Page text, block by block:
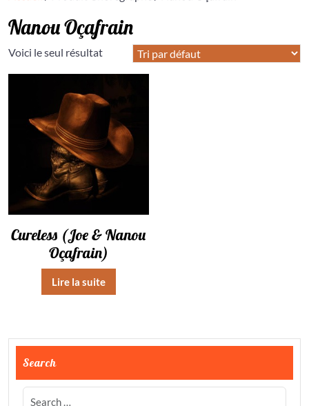
Nanou Oçafrain
Voici le seul résultat
Cureless (Joe & Nanou
Oçafrain)
Lire la suite
Search